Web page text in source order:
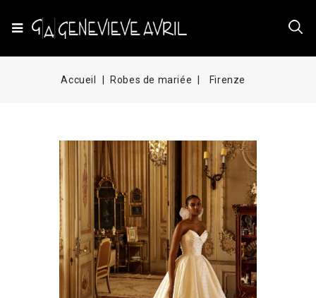
Accueil Robes de mariée Firenze